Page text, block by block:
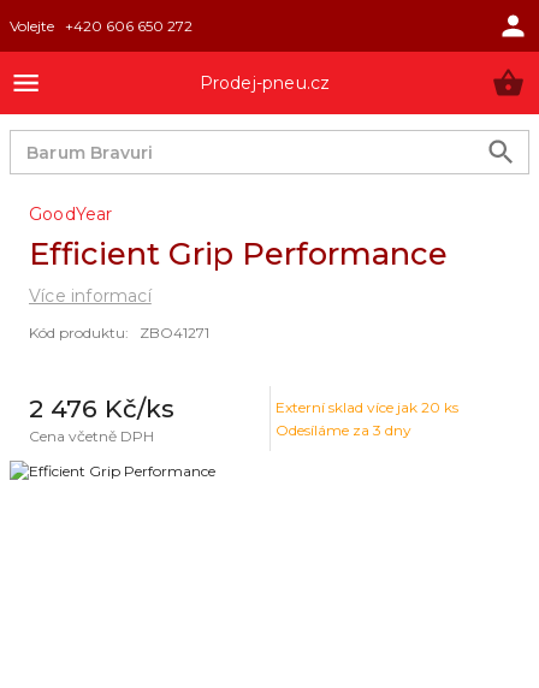
Volejte +420 606 650 272
Prodej-pneu.cz
GoodYear
Efficient Grip Performance
Kód produktu: ZBO41271
2 476 Kč/ks
Cena včetně DPH
Externí sklad více jak 20 ks
Odesíláme za 3 dny
Více informací